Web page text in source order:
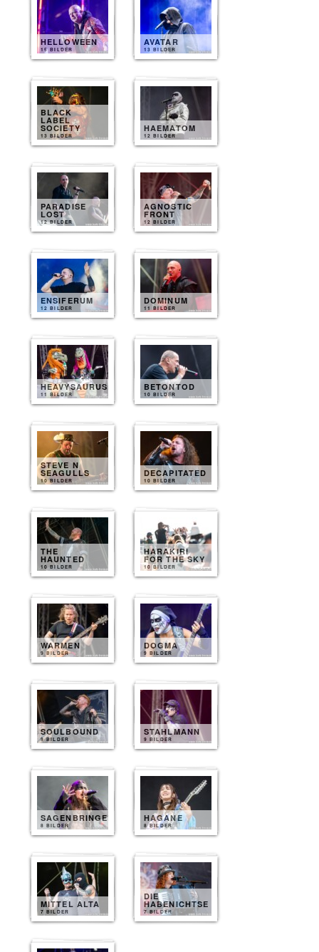
HELLOWEEN
15 BILDER
AVATAR
13 BILDER
BLACK
LABEL
SOCIETY
13 BILDER
HAEMATOM
12 BILDER
PARADISE
LOST
12 BILDER
AGNOSTIC
FRONT
12 BILDER
ENSIFERUM
12 BILDER
DOMINUM
11 BILDER
HEAVYSAURUS
11 BILDER
BETONTOD
10 BILDER
STEVE N
SEAGULLS
10 BILDER
DECAPITATED
10 BILDER
THE
HAUNTED
10 BILDER
HARAKIRI
FOR THE SKY
10 BILDER
WARMEN
9 BILDER
DOGMA
9 BILDER
SOULBOUND
9 BILDER
STAHLMANN
9 BILDER
SAGENBRINGER
8 BILDER
HAGANE
8 BILDER
MITTEL ALTA
7 BILDER
DIE
HABENICHTSE
7 BILDER